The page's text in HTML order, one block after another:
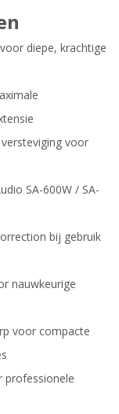
diepe, krachtige
voor
SA-600W / SA-
bij gebruik
nauwkeurige
voor compacte
professionele